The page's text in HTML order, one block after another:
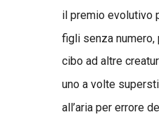
il premio evolutivo
figli senza numero,
cibo ad altre
uno a volte
all’aria per errore